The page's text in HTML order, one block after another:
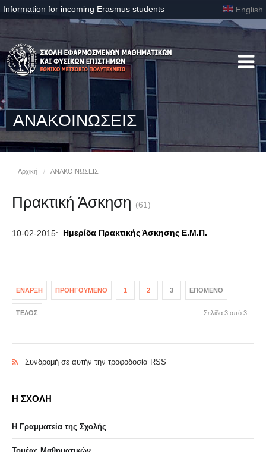
Information for incoming Erasmus students English
ΑΝΑΚΟΙΝΩΣΕΙΣ
Αρχική / ΑΝΑΚΟΙΝΩΣΕΙΣ
Πρακτική Άσκηση (61)
10-02-2015: Ημερίδα Πρακτικής Άσκησης Ε.Μ.Π.
ΈΝΑΡΞΗ ΠΡΟΗΓΟΎΜΕΝΟ 1 2 3 ΕΠΌΜΕΝΟ
ΤΈΛΟΣ Σελίδα 3 από 3
Συνδρομή σε αυτήν την τροφοδοσία RSS
Η ΣΧΟΛΗ
Η Γραμματεία της Σχολής